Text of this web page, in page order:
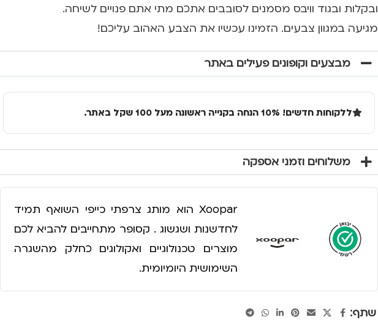
ובקלות ובגוד וויבס מסמנים לסובבים אתכם מתי אתם פנויים לשיחה.
מגיעה במגוון צבעים. הזמינו עכשיו את הצבע האהוב עליכם!
מבצעים וקופונים פעילים באתר
ללקוחות חדשים! 10% הנחה בקנייה ראשונה מעל 100 שקל באתר.
משלוחים וזמני אספקה
Xoopar הוא מותג צרפתי כייפי השואף תמיד
לחדשנות ושגשוג . קסופר מתחייבים להביא לכם
מוצרים טכנולוגיים ואקולוגים כחלק מהשגרה
השימושית היומיומית.
שתף: